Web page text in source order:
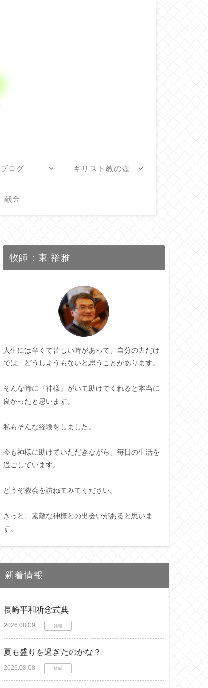
ブログ キリスト教の壺
献金
牧師：東 裕雅
人生には辛くて苦しい時があって、自分の力だけ
では、どうしようもないと思うことがあります。
そんな時に『神様』がいて助けてくれると本当に
良かったと思います。
私もそんな経験をしました。
今も神様に助けていただきながら、毎日の生活を
過ごしています。
どうぞ教会を訪ねてみてください。
きっと、素敵な神様との出会いがあると思いま
す。
新着情報
長崎平和祈念式典
2026.08.09 雑感
夏も盛りを過ぎたのかな？
2026.08.08 雑感